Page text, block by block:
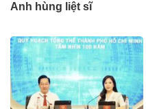
Anh hùng liệt sĩ